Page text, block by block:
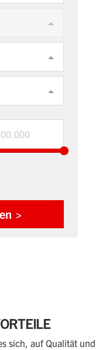
sich, auf Qualität und